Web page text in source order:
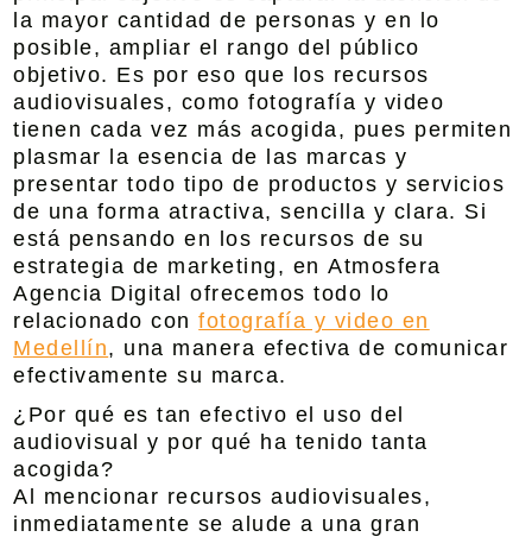
la mayor cantidad de personas y en lo
posible, ampliar el rango del público
objetivo. Es por eso que los recursos
audiovisuales, como fotografía y video
tienen cada vez más acogida, pues permiten
plasmar la esencia de las marcas y
presentar todo tipo de productos y servicios
de una forma atractiva, sencilla y clara. Si
está pensando en los recursos de su
estrategia de marketing, enAtmosfera
Agencia Digital
ofrecemos todo lo
relacionado confotografía y video en
Medellín, una manera efectiva de comunicar
efectivamente su marca.
¿Por qué es tan efectivo el uso del
audiovisual y por qué ha tenido tanta
acogida?
Al mencionar recursos audiovisuales,
inmediatamente se alude a una gran